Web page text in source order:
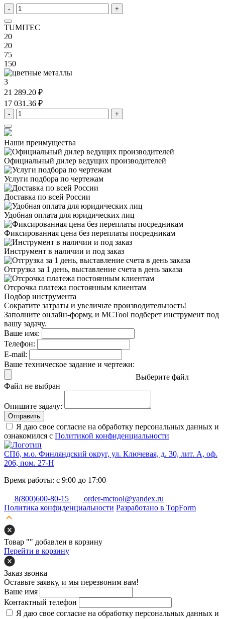
- +
TUMITEC
20
20
75
150
3
21 289.20 ₽
17 031.36 ₽
- +
Наши преимущества
Официальный дилер ведущих производителей
Услуги подбора по чертежам
Доставка по всей России
Удобная оплата для юридических лиц
Фиксированная цена без переплаты посредникам
Инструмент в наличии и под заказ
Отгрузка за 1 день, выставление счета в день заказа
Отсрочка платежа постоянным клиентам
Подбор инструмента
Сократите затраты и увеличьте производительность!
Заполните онлайн-форму, и MCTool подберет инструмент под
вашу задачу.
Ваше имя:
Телефон:
E-mail:
Ваше техническое задание и чертежи:
Выберите файл
Файл не выбран
Опишите задачу:
Отправить
Я даю свое согласие на обработку персональных данных и
ознакомился с Политикой конфиденциальности
СПб, м.о. Финляндский округ, ул. Ключевая, д. 30, лит. А, оф.
206, пом. 27-Н
Время работы: с 9:00 до 17:00
8(800)600-80-15
order-mctool@yandex.ru
Политика конфиденциальности Разработано в TopForm
Товар "" добавлен в корзину
Перейти в корзину
Заказ звонка
Оставьте заявку, и мы перезвоним вам!
Ваше имя
Контактный телефон
Я даю свое согласие на обработку персональных данных и